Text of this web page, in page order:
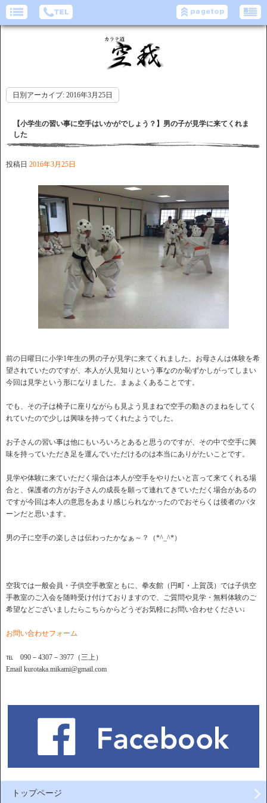
日別アーカイブ: 2016年3月25日
【小学生の習い事に空手はいかがでしょう？】男の子が見学に来てくれま
した
投稿日 2016年3月25日
前の日曜日に小学1年生の男の子が見学に来てくれました。お母さんは体験を希
望されていたのですが、本人が人見知りという事なのか恥ずかしがってしまい
今回は見学という形になりました。まぁよくあることです。
でも、その子は椅子に座りながらも見よう見まねで空手の動きのまねをしてく
れていたので少しは興味を持ってくれたようでした。
お子さんの習い事は他にもいろいろとあると思うのですが、その中で空手に興
味を持っていただき足を運んでいただけるのは本当にありがたいことです。
見学や体験に来ていただく場合は本人が空手をやりたいと言って来てくれる場
合と、保護者の方がお子さんの成長を願って連れてきていただく場合があるの
ですが今回は本人の意思をあまり感じられなかったのでおそらくは後者のパタ
ーンだと思います。
男の子に空手の楽しさは伝わったかなぁ～？（*^_^*）
空我では一般会員・子供空手教室ともに、拳友館（円町・上賀茂）では子供空
手教室のご入会を随時受け付けておりますので、ご質問や見学・無料体験のご
希望などございましたらこちらからどうぞお気軽にお問い合わせください↓
お問い合わせフォーム
℡ 090－4307－3977（三上）
Email kurotaka.mikami@gmail.com
トップページ